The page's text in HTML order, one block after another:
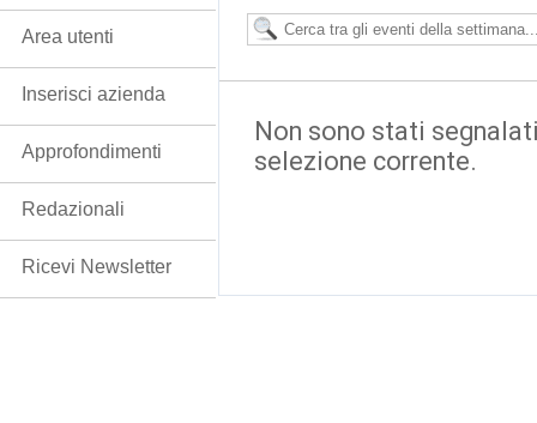
Non sono stati
selezione corrente.
Area utenti
Inserisci azienda
Approfondimenti
Redazionali
Ricevi Newsletter